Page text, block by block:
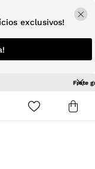
exclusivos!
não promocionais